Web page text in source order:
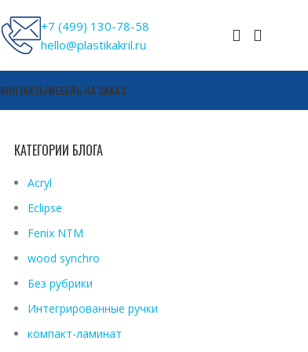
+7 (499) 130-78-58
hello@plastikakril.ru
КОНТАКТЫМЕБЕЛЬ НА ЗАКАЗ
КАТЕГОРИИ БЛОГА
Acryl
Eclipse
Fenix ​​NTM
wood synchro
Без рубрики
Интегрированные ручки
компакт-ламинат